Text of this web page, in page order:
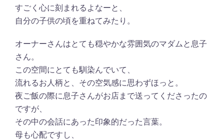
すごく心に刻まれるよなーと、
自分の子供の頃を重ねてみたり。
オーナーさんはとても穏やかな雰囲気のマダムと息子
さん。
この空間にとても馴染んでいて、
流れるお人柄と、その空気感に思わずほっと。
夜ご飯の際に息子さんがお店まで送ってくださったの
ですが、
その中の会話にあった印象的だった言葉。
母も心配ですし、